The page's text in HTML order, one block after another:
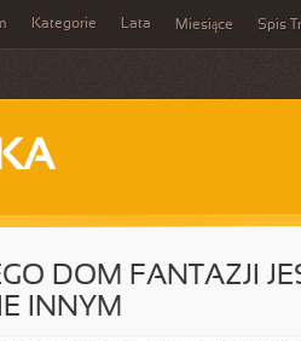
Kategorie Lata Miesiące Spis
DOM FANTAZJI
INNYM